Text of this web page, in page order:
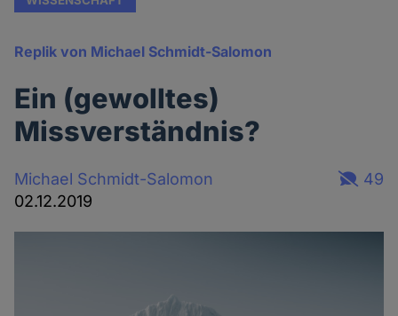
Replik von Michael Schmidt-Salomon
Ein (gewolltes)
Missverständnis?
Michael Schmidt-Salomon
02.12.2019
49